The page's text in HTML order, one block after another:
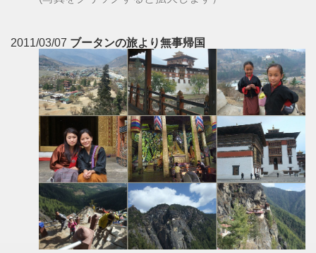
2011/03/07 ブータンの旅より無事帰国